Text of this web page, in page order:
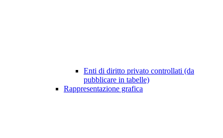
Enti di diritto privato controllati (da
pubblicare in tabelle)
Rappresentazione grafica